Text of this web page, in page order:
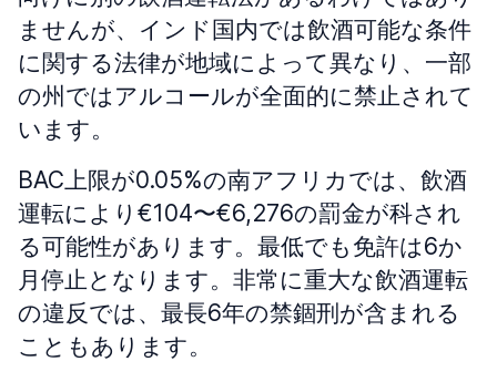
ませんが、インド国内では飲酒可能な条件
に関する法律が地域によって異なり、一部
の州ではアルコールが全面的に禁止されて
います。
BAC上限が0.05%の南アフリカでは、飲酒
運転により€104〜€6,276の罰金が科され
る可能性があります。最低でも免許は6か
月停止となります。非常に重大な飲酒運転
の違反では、最長6年の禁錮刑が含まれる
こともあります。